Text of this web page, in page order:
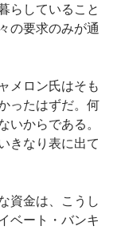
らしていること
の要求のみが通
メロン氏はそも
ったはずだ。何
いからである。
きなり表に出て
資金は、こうし
ベート・バンキ